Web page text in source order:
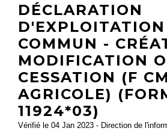
DÉCLARATION
D'EXPLOITATION
COMMUN -
MODIFICATION
CESSATION (F CM
AGRICOLE)
11924*03)
Vérifié le 04 Jan 2023 - Direction de